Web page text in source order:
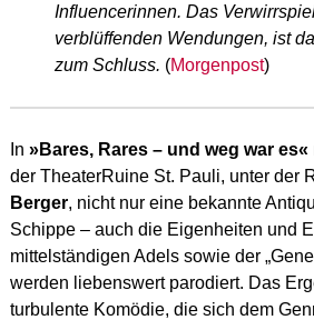
Influencerinnen. Das
verblüffenden Wendungen, ist
zum Schluss. (Morgenpost)
In »Bares, Rares – und weg war es«
der TheaterRuine St. Pauli, unter der
Berger, nicht nur eine bekannte
Schippe – auch die Eigenheiten und
mittelständigen Adels sowie der
werden liebenswert parodiert. Das
turbulente Komödie, die sich dem